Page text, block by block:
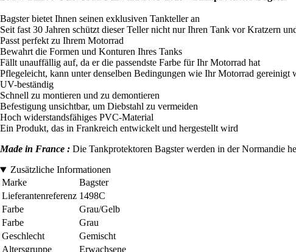
Bagster bietet Ihnen seinen exklusiven Tankteller an
Seit fast 30 Jahren schützt dieser Teller nicht nur Ihren Tank vor Kratzern
Passt perfekt zu Ihrem Motorrad
Bewahrt die Formen und Konturen Ihres Tanks
Fällt unauffällig auf, da er die passendste Farbe für Ihr Motorrad hat
Pflegeleicht, kann unter denselben Bedingungen wie Ihr Motorrad gereinigt
UV-beständig
Schnell zu montieren und zu demontieren
Befestigung unsichtbar, um Diebstahl zu vermeiden
Hoch widerstandsfähiges PVC-Material
Ein Produkt, das in Frankreich entwickelt und hergestellt wird
Made in France : Die Tankprotektoren Bagster werden in der Normandie
Zusätzliche Informationen
Marke
Bagster
Lieferantenreferenz 1498C
Farbe
Grau/Gelb
Farbe
Grau
Geschlecht
Gemischt
Altersgruppe
Erwachsene